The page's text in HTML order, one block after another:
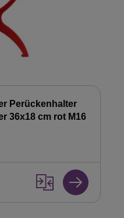
Perückenhalter
36x18 cm rot M16